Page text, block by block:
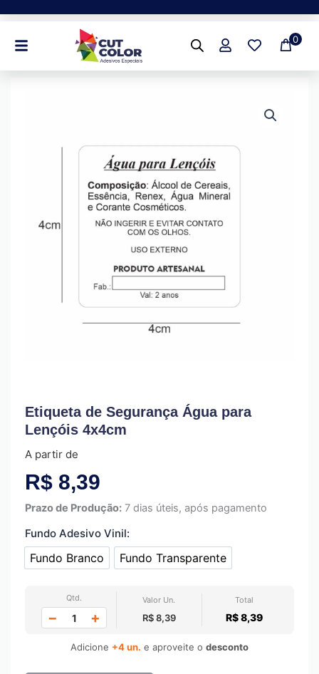
0
Etiqueta de Segurança Água para
Lençóis 4x4cm
A partir de
R$ 8,39
Prazo de Produção: 7 dias úteis, após pagamento
Fundo Adesivo Vinil:
Fundo Branco
Fundo Branco
Fundo Transparente
Fundo Transparente
Qtd.
− +
Valor Un.
R$ 8,39
Total
R$ 8,39
Adicione +4 un. e aproveite o desconto